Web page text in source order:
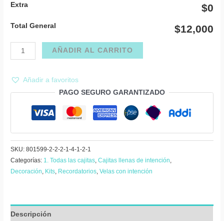
Extra $0
Total General $12,000
Recordatorio
porta
luna
cantidad
AÑADIR AL CARRITO
Añadir a favoritos
PAGO SEGURO GARANTIZADO
SKU:801599-2-2-2-1-4-1-2-1
Categorías: 1. Todas las cajitas,Cajitas llenas de intención,
Decoración, Kits, Recordatorios,Velas con intención
Descripción